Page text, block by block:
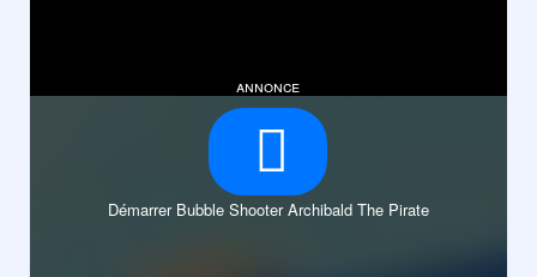
annonce
Démarrer Bubble Shooter Archibald The Pirate